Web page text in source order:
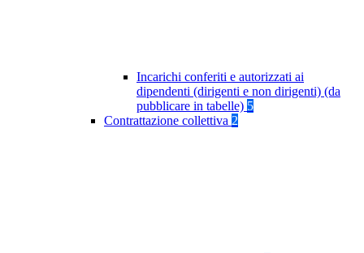
Incarichi conferiti e autorizzati ai
dipendenti (dirigenti e non dirigenti) (da
pubblicare in tabelle) 5
Contrattazione collettiva 2